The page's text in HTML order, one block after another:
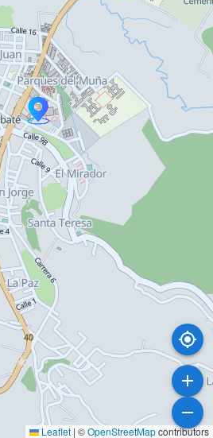
Leaflet | ©OpenStreetMapcontributors